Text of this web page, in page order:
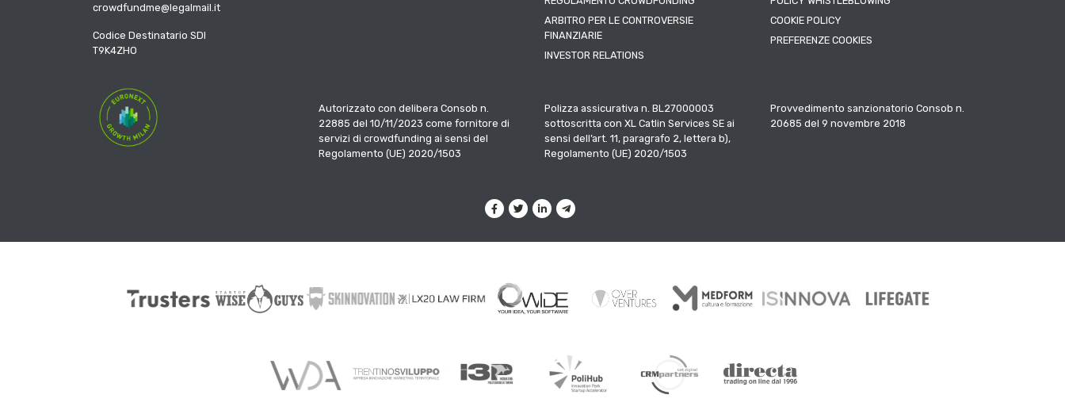
crowdfundme@legalmail.it
Codice Destinatario SDI
T9K4ZHO
ARBITRO PER LE CONTROVERSIE
FINANZIARIE
INVESTOR RELATIONS
COOKIE POLICY
PREFERENZE COOKIES
Autorizzato con delibera Consob n.
22885 del 10/11/2023 come fornitore di
servizi di crowdfunding ai sensi del
Regolamento (UE) 2020/1503
Polizza assicurativa n. BL27000003
sottoscritta con XL Catlin Services SE ai
sensi dell’art. 11, paragrafo 2, lettera b),
Regolamento (UE) 2020/1503
Provvedimento sanzionatorio Consob n.
20685 del 9 novembre 2018